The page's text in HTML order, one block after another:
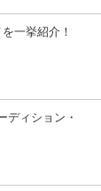
一挙紹介！
ディション・